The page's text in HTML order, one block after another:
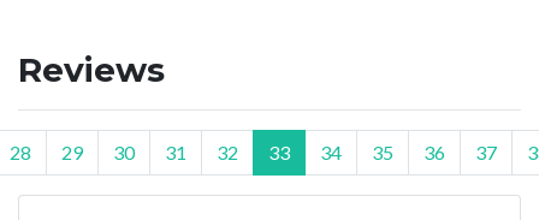
Reviews
28 29 30 31 32 33 34 35 36 37